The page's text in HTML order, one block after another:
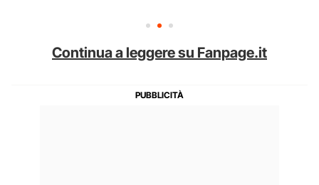
Continua a leggere su Fanpage.it